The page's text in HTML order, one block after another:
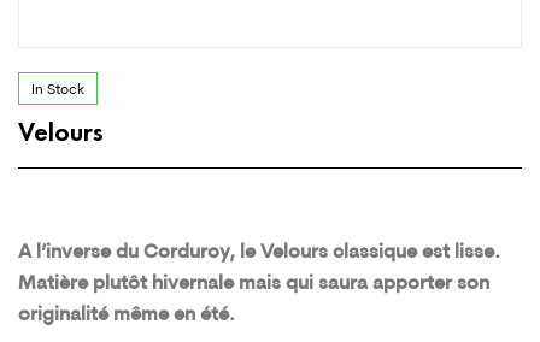
In Stock
Velours
A l’inverse du Corduroy, le Velours classique est lisse.
Matière plutôt hivernale mais qui saura apporter son
originalité même en été.